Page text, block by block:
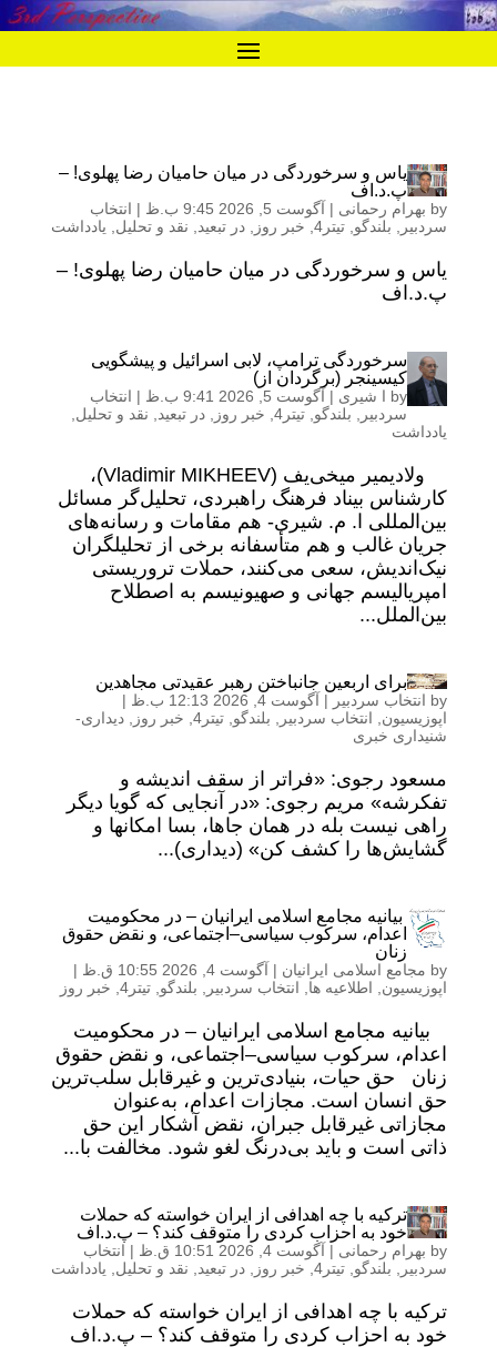
یاس و سرخوردگی در میان حامیان رضا پهلوی! –
پ.د.اف
by بهرام رحمانی | آگوست 5, 2026 9:45 ب.ظ | انتخاب
سردبیر
بلندگو تیتر4 , خبر روز در تبعید نقد و تحلیل یادداشت
یاس و سرخوردگی در میان حامیان رضا پهلوی! –
پ.د.اف
سرخوردگی ترامپ، لابی اسرائیل و پیشگویی
کیسینجر (برگردان از)
by ا شیری | آگوست 5, 2026 9:41 ب.ظ | انتخاب
سردبیر
بلندگو تیتر4 , خبر روز در تبعید نقد و تحلیل
یادداشت
ولادیمیر میخی‌یف (Vladimir MIKHEEV)،
کارشناس بیناد فرهنگ راهبردی، تحلیل‌گر مسائل
بین‌المللی ا. م. شیری- هم مقامات و رسانه‌های
جریان غالب و هم متأسفانه برخی از تحلیلگران
نیک‌‌اندیش، سعی می‌کنند، حملات تروریستی
امپریالیسم جهانی و صهیونیسم به اصطلاح
بین‌الملل...
برای اربعین جانباختن رهبر عقیدتی مجاهدین
by انتخاب سردبیر | آگوست 4, 2026 12:13 ب.ظ
|
اپوزیسیون
انتخاب سردبیر بلندگو تیتر4 , خبر روز
دیداری-
شنیداری خبری
مسعود رجوی: «فراتر از سقف اندیشه و
تفکرشه» مریم رجوی: «در آنجایی که گویا دیگر
راهی نیست بله در همان جاها، بسا امکانها و
گشایش‌ها را کشف کن» (دیداری)...
بیانیه مجامع اسلامی ایرانیان – در محکومیت
اعدام، سرکوب سیاسی–اجتماعی، و نقض حقوق
زنان
by مجامع اسلامی ایرانیان | آگوست 4, 2026 10:55 ق.ظ
|
اپوزیسیون
اطلاعیه ها انتخاب سردبیر بلندگو تیتر4 , خبر روز
بیانیه مجامع اسلامی ایرانیان – در محکومیت
اعدام، سرکوب سیاسی–اجتماعی، و نقض حقوق
زنان حق حیات، بنیادی‌ترین و غیرقابل سلب‌ترین
حق انسان است. مجازات اعدام، به‌عنوان
مجازاتی غیرقابل جبران، نقض آشکار این حق
ذاتی است و باید بی‌درنگ لغو شود. مخالفت با...
ترکیه با چه اهدافی از ایران خواسته که حملات
خود به احزاب کردی را متوقف کند؟ – پ.د.اف
by بهرام رحمانی | آگوست 4, 2026 10:51 ق.ظ | انتخاب
سردبیر
بلندگو تیتر4 , خبر روز در تبعید نقد و تحلیل یادداشت
ترکیه با چه اهدافی از ایران خواسته که حملات
خود به احزاب کردی را متوقف کند؟ – پ.د.اف